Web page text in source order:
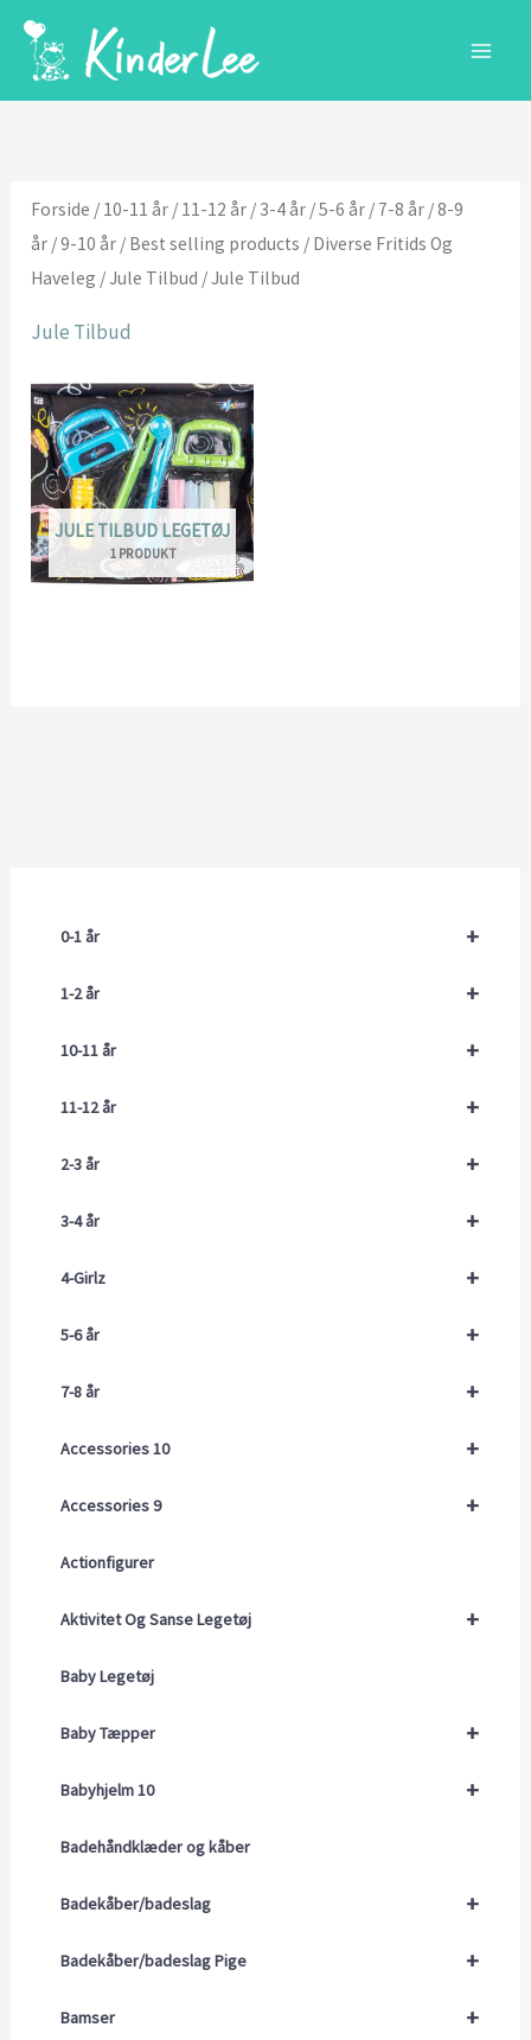
+
0-1 år
+
1-2 år
+
10-11 år
+
11-12 år
+
2-3 år
+
3-4 år
+
4-Girlz
+
5-6 år
+
7-8 år
+
Accessories 10
+
Accessories 9
Actionfigurer
+
Aktivitet Og Sanse Legetøj
Baby Legetøj
+
Baby Tæpper
+
Babyhjelm 10
Badehåndklæder og kåber
+
Badekåber/badeslag
+
Badekåber/badeslag Pige
+
Bamser
Forside / 10-11 år / 11-12 år / 3-4 år /5-6 år / 7-8 år /8-9
år /9-10 år / Best selling products / Diverse Fritids Og
Haveleg /Jule Tilbud / Jule Tilbud
Jule Tilbud
JULE TILBUD LEGETØJ
1 PRODUKT